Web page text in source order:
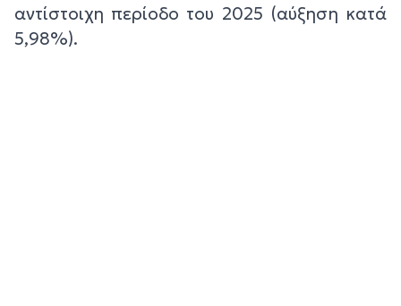
αντίστοιχη περίοδο του 2025 (αύξηση κατά
5,98%).